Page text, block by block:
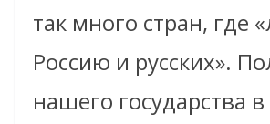
так много стран, где
Россию и русских».
нашего государства в